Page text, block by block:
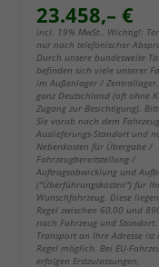
23.458,– €
incl. 19% MwSt.. Wichtig!:
nur nach telefonischer
Durch unsere bundesweite
befinden sich viele unserer
im Außenlager /
ganz Deutschland (oft ohne
Zugang zur Besichtigung).
Sie vorab nach dem
Auslieferungs-Standort und
Nebenkosten für Übergabe /
Fahrzeugbereitstellung /
Auftragsabwicklung und
("Überführungskosten") für
Wunschfahrzeug. Diese
Regel zwischen 60,00 und
nach Fahrzeug und Standort.
Transport an Ihre Adresse ist
Regel möglich. Bei EU-
erfolgen Erstzulassungen,